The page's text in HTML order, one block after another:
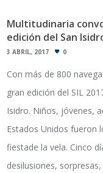
Multitudinaria
edición del San
3 ABRIL, 2017 0
Con más de 800
gran edición del SIL
Isidro. Niños, jóvenes,
Estados Unidos fueron
fiestade la vela. Cinco
desilusiones,